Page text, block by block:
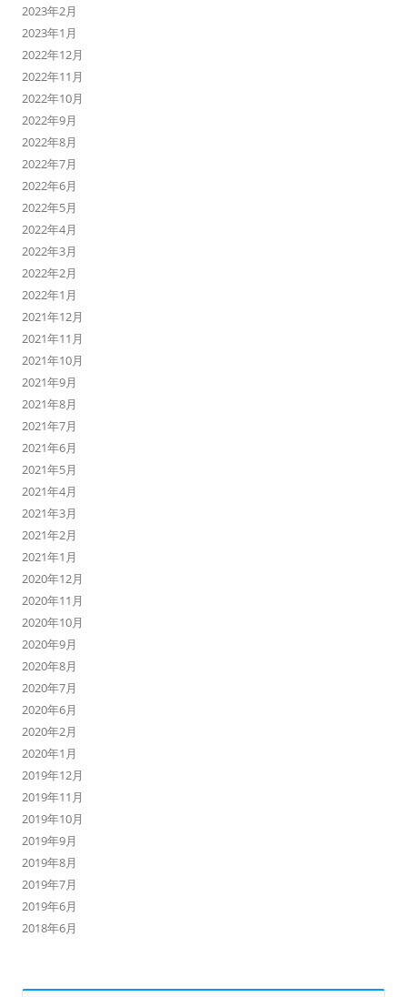
2023年2月
2023年1月
2022年12月
2022年11月
2022年10月
2022年9月
2022年8月
2022年7月
2022年6月
2022年5月
2022年4月
2022年3月
2022年2月
2022年1月
2021年12月
2021年11月
2021年10月
2021年9月
2021年8月
2021年7月
2021年6月
2021年5月
2021年4月
2021年3月
2021年2月
2021年1月
2020年12月
2020年11月
2020年10月
2020年9月
2020年8月
2020年7月
2020年6月
2020年2月
2020年1月
2019年12月
2019年11月
2019年10月
2019年9月
2019年8月
2019年7月
2019年6月
2018年6月